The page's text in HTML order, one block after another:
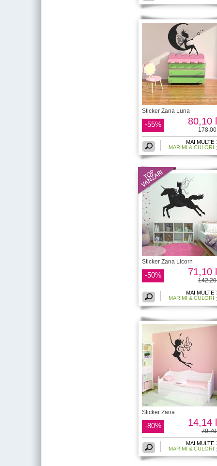
Sticker Zana Luna
-55% 80,10
MAI MULTE
MARIMI & CULORI
Sticker Zana Licorn
-50% 71,10
MAI MULTE
MARIMI & CULORI
Sticker Zana
-80% 14,14
MAI MULTE
MARIMI & CULORI